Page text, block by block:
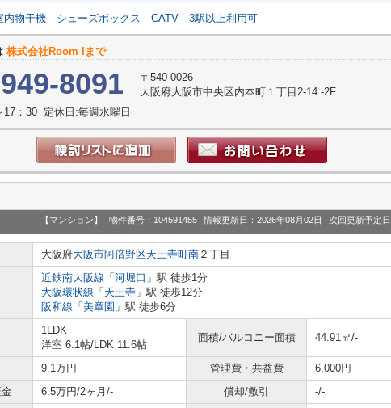
内物干機 シューズボックス CATV 3駅以上利用可
株式会社Room Iまで
8091
〒540-0026
大阪府大阪市中央区内本町１丁目2-14 -2F
17：30 定休日:毎週水曜日
【マンション】 物件番号：104591455 情報更新日：2026年08月02日 次回更新予定
大阪府大阪市阿倍野区天王寺町南 ２丁目
近鉄南大阪線 「 河堀口 」駅 徒歩1分
大阪環状線 「 天王寺 」駅 徒歩12分
阪和線 「 美章園 」駅 徒歩6分
1LDK
洋室 6.1帖/LDK 11.6帖
面積/バルコニー面積 44.91㎡/-
9.1万円 管理費・共益費
6,000円
6.5万円/2ヶ月/- 償却/敷引
-/-